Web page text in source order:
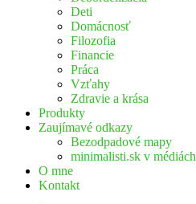
Deti
Domácnosť
Filozofia
Financie
Práca
Vzťahy
Zdravie a krása
Produkty
Zaujímavé odkazy
Bezodpadové mapy
minimalisti.sk v médiách
O mne
Kontakt